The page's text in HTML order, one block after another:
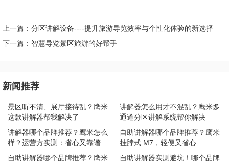
上一篇：分区讲解设备----提升旅游导览效率与个性化体验的新选择
下一篇：智慧导览景区旅游的好帮手
新闻推荐
景区听不清、展厅接待乱？鹰米
这款讲解器帮我解决了
讲解器怎么用才不混乱？鹰米多
通道分区讲解系统帮你解决
讲解器哪个品牌推荐？鹰米怎么
样？运营方实测：省心又靠谱
自助讲解器哪个品牌推荐？鹰米
挂脖式 M7，轻便又省心
自助讲解器哪个品牌推荐？鹰米
自助讲解器实测避坑！哪个品牌